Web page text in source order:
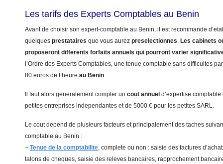
Les tarifs des Experts Comptables au Benin
Avant de choisir son expert-comptable au Benin, il est recommande
quelques prestataires que vous aurez preselectionnes. Les cabinets
proposeront differents forfaits annuels qui pourront varier
l’Ordre des Experts Comptables, une tenue comptable sans difficultes
80 euros de l’heure au Benin.
Il faut alors generalement compter un cout annuel d’expertise
petites entreprises independantes et de 5000 € pour les petites SARL.
Le cout depend de plusieurs facteurs et principalement des taches
comptable au Benin :
– Tenue de la comptabilite, complete ou non : saisie des factures
talons de cheques, saisie des releves bancaires, rapprochement